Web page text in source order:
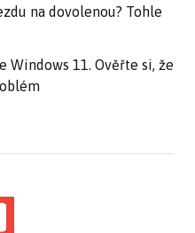
na dovolenou? Tohle
Windows 11. Ověřte si, že